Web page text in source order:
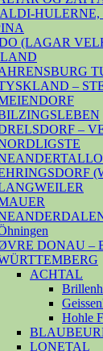
HULERNE,
(LAGAR
–
–
DONAU –
ACHTAL
Hohle
LONETAL